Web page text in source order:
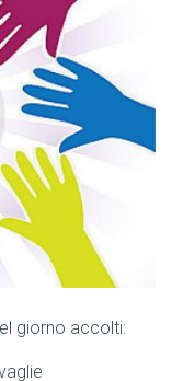
giorno accolti: